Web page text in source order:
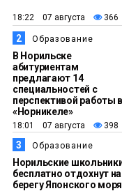
13:59
Новости
13:08
Новости
и
18:22 07 августа 366
2 Образование
В Норильске
абитуриентам
предлагают 14
специальностей с
перспективой работы в
«Норникеле»
18:01 07 августа 398
3 Образование
Норильские
бесплатно отдохнут на
берегу Японского моря